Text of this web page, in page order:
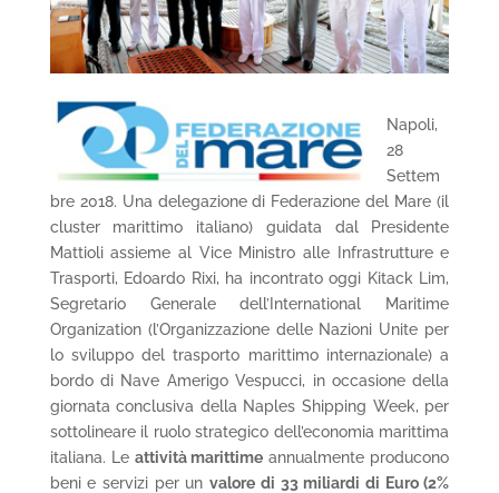
Napoli,
28
Settem
bre 2018. Una delegazione di Federazione del Mare (il
cluster marittimo italiano) guidata dal Presidente
Mattioli assieme al Vice Ministro alle Infrastrutture e
Trasporti, Edoardo Rixi, ha incontrato oggi Kitack Lim,
Segretario Generale dell’International Maritime
Organization (l’Organizzazione delle Nazioni Unite per
lo sviluppo del trasporto marittimo internazionale) a
bordo di Nave Amerigo Vespucci, in occasione della
giornata conclusiva della Naples Shipping Week, per
sottolineare il ruolo strategico dell’economia marittima
italiana. Le attività marittime annualmente producono
beni e servizi per unvalore di 33 miliardi di Euro (2%